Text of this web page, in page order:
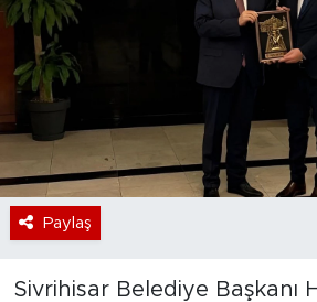
Paylaş
Sivrihisar Belediye Başkanı
Teknoloji
Magazin
Dünya
Sektör